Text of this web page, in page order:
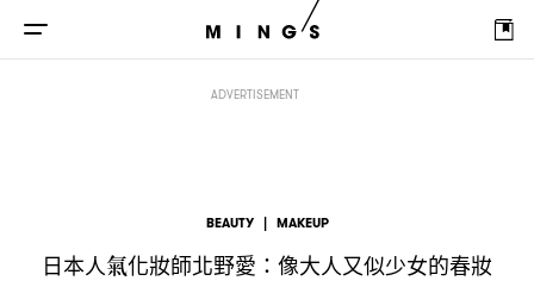
ADVERTISEMENT
BEAUTY | MAKEUP
日本人氣化妝師北野愛 ： 像大人又似少女的春妝
：像大人又似少女的春妝